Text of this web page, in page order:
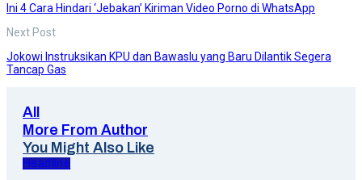
Ini 4 Cara Hindari ‘Jebakan’ Kiriman Video Porno di WhatsApp
Next Post
Jokowi Instruksikan KPU dan Bawaslu yang Baru Dilantik Segera
Tancap Gas
All
More From Author
You Might Also Like
Headline